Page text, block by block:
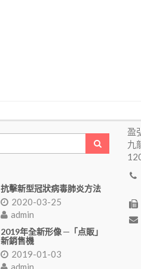
抗擊新型冠狀病毒肺炎方法
2020-03-25
admin
2019年全新形像 ─「点販」
新銷售機
2019-01-03
admin
盈
九